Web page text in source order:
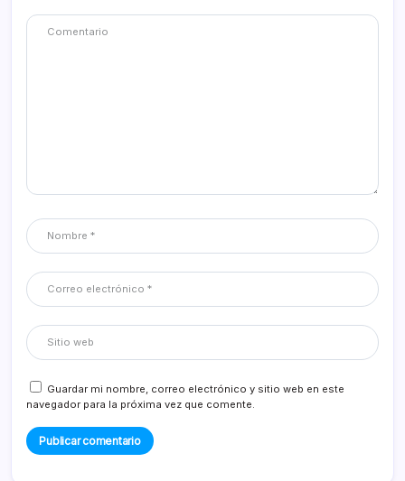
Guardar mi nombre, correo electrónico y sitio web en este
navegador para la próxima vez que comente.